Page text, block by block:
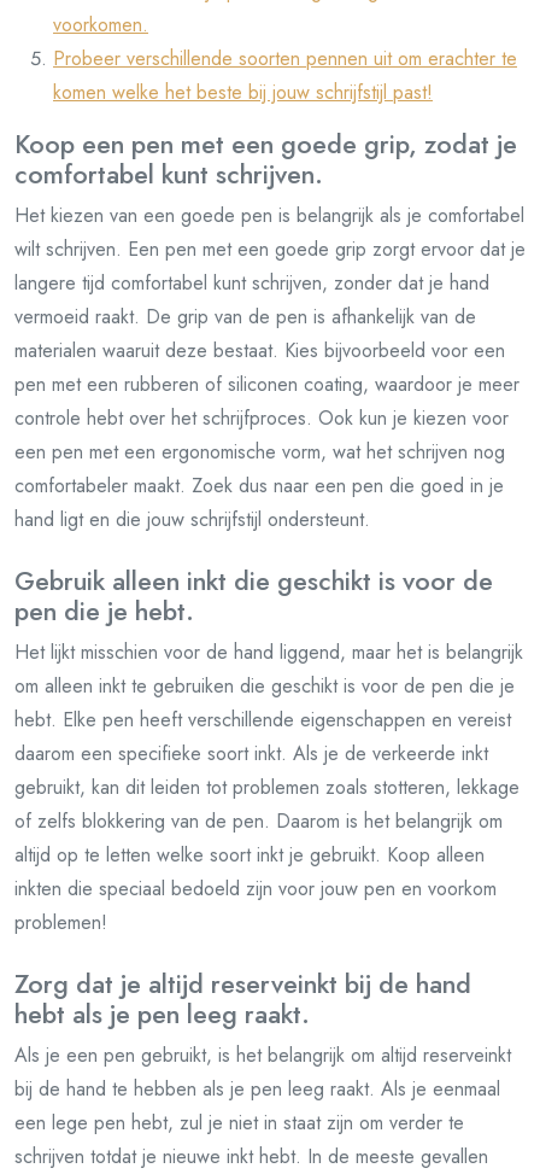
voorkomen.
Probeer verschillende soorten pennen uit om erachter te
komen welke het beste bij jouw schrijfstijl past!
Koop een pen met een goede grip, zodat je
comfortabel kunt schrijven.
Het kiezen van een goede pen is belangrijk als je comfortabel
wilt schrijven. Een pen met een goede grip zorgt ervoor dat je
langere tijd comfortabel kunt schrijven, zonder dat je hand
vermoeid raakt. De grip van de pen is afhankelijk van de
materialen waaruit deze bestaat. Kies bijvoorbeeld voor een
pen met een rubberen of siliconen coating, waardoor je meer
controle hebt over het schrijfproces. Ook kun je kiezen voor
een pen met een ergonomische vorm, wat het schrijven nog
comfortabeler maakt. Zoek dus naar een pen die goed in je
hand ligt en die jouw schrijfstijl ondersteunt.
Gebruik alleen inkt die geschikt is voor de
pen die je hebt.
Het lijkt misschien voor de hand liggend, maar het is belangrijk
om alleen inkt te gebruiken die geschikt is voor de pen die je
hebt. Elke pen heeft verschillende eigenschappen en vereist
daarom een specifieke soort inkt. Als je de verkeerde inkt
gebruikt, kan dit leiden tot problemen zoals stotteren, lekkage
of zelfs blokkering van de pen. Daarom is het belangrijk om
altijd op te letten welke soort inkt je gebruikt. Koop alleen
inkten die speciaal bedoeld zijn voor jouw pen en voorkom
problemen!
Zorg dat je altijd reserveinkt bij de hand
hebt als je pen leeg raakt.
Als je een pen gebruikt, is het belangrijk om altijd reserveinkt
bij de hand te hebben als je pen leeg raakt. Als je eenmaal
een lege pen hebt, zul je niet in staat zijn om verder te
schrijven totdat je nieuwe inkt hebt. In de meeste gevallen